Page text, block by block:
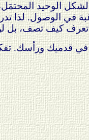
الوحيد
في الوصول. لذا
كيف تصف، بل
في قدميك ورأسك.